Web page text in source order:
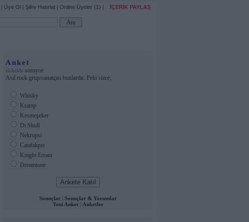
| Üye Ol | Şifre Hatırlat | Online Üyeler (1) | İÇERİK PAYLAŞ
Anket
sickside soruyor:
Asıl rock grup/sanatçısı bunlardır. Peki sizce;
Whisky
Kramp
Kesmeşeker
Dr.Skull
Nekropsi
Catafalque
Knight Errant
Dreamtone
Sonuçlar
Sonuçlar & Yorumlar
Yeni Anket
Anketler